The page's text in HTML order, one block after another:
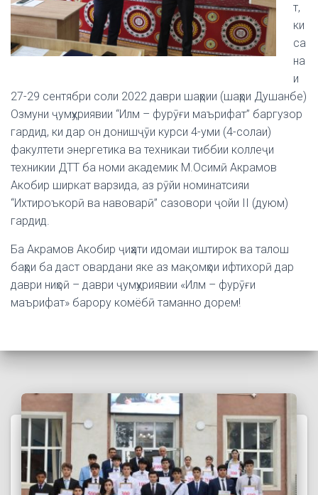
т,
ки
са
на
и
27-29 сентябри соли 2022 даври шаҳрии (шаҳри Душанбе)
Озмуни ҷумҳуриявии “Илм – фурӯғи маърифат” баргузор
гардид, ки дар он донишҷӯи курси 4-уми (4-солаи)
факултети энергетика ва техникаи тиббии коллеҷи
техникии ДТТ ба номи академик М.Осимӣ Акрамов
Акобир ширкат варзида, аз рӯйи номинатсияи
“Ихтироъкорӣ ва навоварӣ” сазовори ҷойи II (дуюм)
гардид.
Ба Акрамов Акобир ҷиҳати идомаи иштирок ва талош
баҳри ба даст овардани яке аз мақомҳои ифтихорӣ дар
даври ниҳоӣ – даври ҷумҳуриявии «Илм – фурӯғи
маърифат» барору комёбӣ таманно дорем!